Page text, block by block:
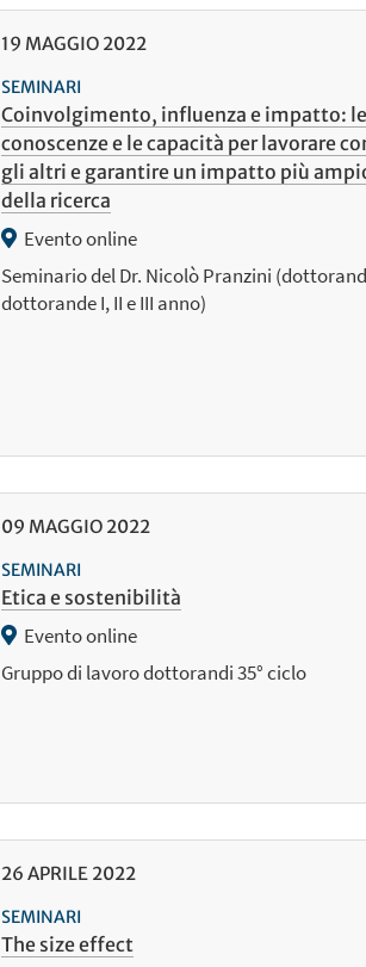
19 MAGGIO 2022
SEMINARI
Coinvolgimento, influenza e impatto: le
conoscenze e le capacità per lavorare
gli altri e garantire un impatto più
della ricerca
Evento online
Seminario del Dr. Nicolò Pranzini
dottorande I, II e III anno)
09 MAGGIO 2022
SEMINARI
Etica e sostenibilità
Evento online
Gruppo di lavoro dottorandi 35° ciclo
26 APRILE 2022
SEMINARI
The size effect